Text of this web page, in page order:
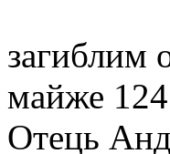
загиблим
майже 124
Отець